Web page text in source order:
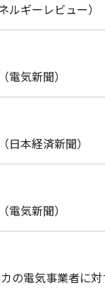
ギーレビュー）
気新聞）
本経済新聞）
気新聞）
の電気事業者に